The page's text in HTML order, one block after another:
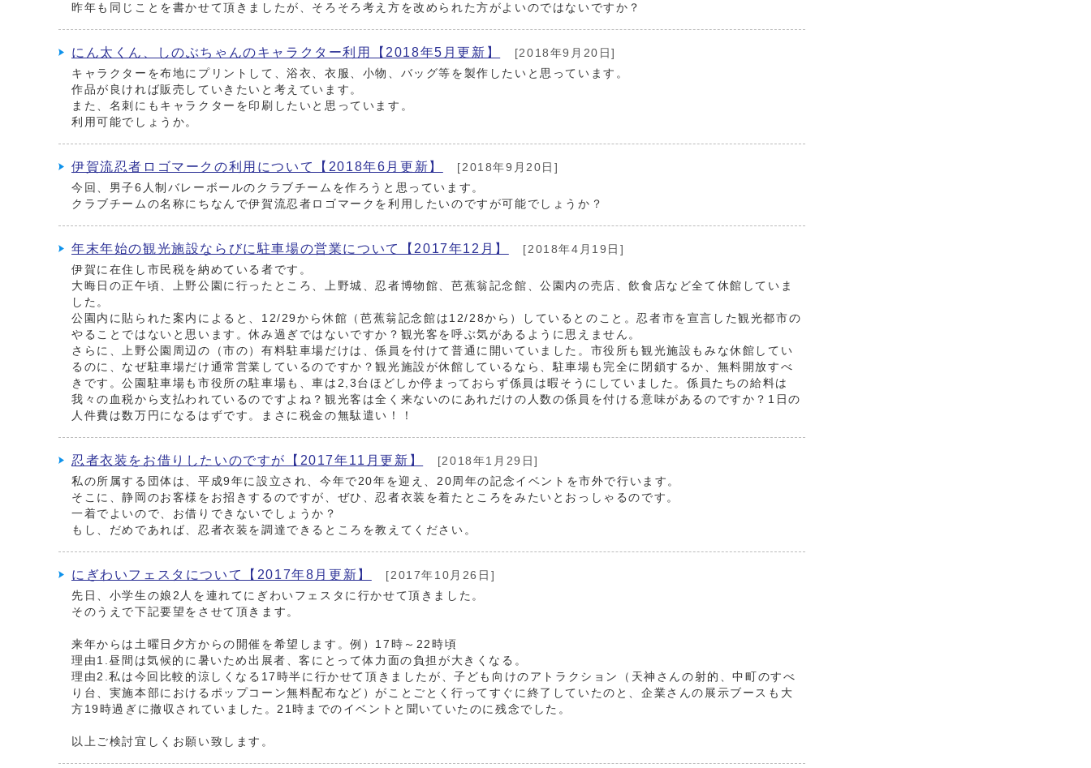
昨年も同じことを書かせて頂きましたが、そろそろ考え方を改められた方がよいのではないですか？
にん太くん、しのぶちゃんのキャラクター利用【2018年5月更新】
[2018年9月20日]
キャラクターを布地にプリントして、浴衣、衣服、小物、バッグ等を製作したいと思っています。
作品が良ければ販売していきたいと考えています。
また、名刺にもキャラクターを印刷したいと思っています。
利用可能でしょうか。
伊賀流忍者ロゴマークの利用について【2018年6月更新】
[2018年9月20日]
今回、男子6人制バレーボールのクラブチームを作ろうと思っています。
クラブチームの名称にちなんで伊賀流忍者ロゴマークを利用したいのですが可能でしょうか？
年末年始の観光施設ならびに駐車場の営業について【2017年12月】
[2018年4月19日]
伊賀に在住し市民税を納めている者です。
大晦日の正午頃、上野公園に行ったところ、上野城、忍者博物館、芭蕉翁記念館、公園内の売店、飲食店など全て休館していま
した。
公園内に貼られた案内によると、12/29から休館（芭蕉翁記念館は12/28から）しているとのこと。忍者市を宣言した観光都市の
やることではないと思います。休み過ぎではないですか？観光客を呼ぶ気があるように思えません。
さらに、上野公園周辺の（市の）有料駐車場だけは、係員を付けて普通に開いていました。市役所も観光施設もみな休館してい
るのに、なぜ駐車場だけ通常営業しているのですか？観光施設が休館しているなら、駐車場も完全に閉鎖するか、無料開放すべ
きです。公園駐車場も市役所の駐車場も、車は2,3台ほどしか停まっておらず係員は暇そうにしていました。係員たちの給料は
我々の血税から支払われているのですよね？観光客は全く来ないのにあれだけの人数の係員を付ける意味があるのですか？1日の
人件費は数万円になるはずです。まさに税金の無駄遣い！！
忍者衣装をお借りしたいのですが【2017年11月更新】
[2018年1月29日]
私の所属する団体は、平成9年に設立され、今年で20年を迎え、20周年の記念イベントを市外で行います。
そこに、静岡のお客様をお招きするのですが、ぜひ、忍者衣装を着たところをみたいとおっしゃるのです。
一着でよいので、お借りできないでしょうか？
もし、だめであれば、忍者衣装を調達できるところを教えてください。
にぎわいフェスタについて【2017年8月更新】
[2017年10月26日]
先日、小学生の娘2人を連れてにぎわいフェスタに行かせて頂きました。
そのうえで下記要望をさせて頂きます。
来年からは土曜日夕方からの開催を希望します。例）17時～22時頃
理由1.昼間は気候的に暑いため出展者、客にとって体力面の負担が大きくなる。
理由2.私は今回比較的涼しくなる17時半に行かせて頂きましたが、子ども向けのアトラクション（天神さんの射的、中町のすべ
り台、実施本部におけるポップコーン無料配布など）がことごとく行ってすぐに終了していたのと、企業さんの展示ブースも大
方19時過ぎに撤収されていました。21時までのイベントと聞いていたのに残念でした。
以上ご検討宜しくお願い致します。